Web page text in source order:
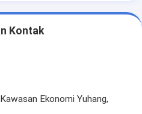
Kontak
Ekonomi Yuhang,